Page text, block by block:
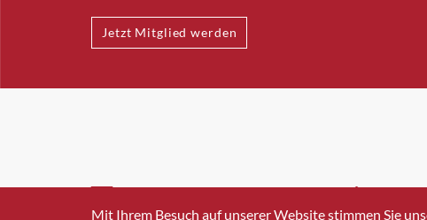
Jetzt Mitglied werden
INFO@SWISSICT.CH +41 43
Mit Ihrem Besuch auf unserer Website stimmen Sie